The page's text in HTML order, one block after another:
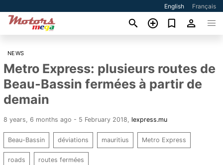
English Français
NEWS
Metro Express: plusieurs routes de
Beau-Bassin fermées à partir de
demain
8 years, 6 months ago - 5 February 2018 lexpress.mu
Beau-Bassin déviations mauritius Metro Express
roads routes fermées